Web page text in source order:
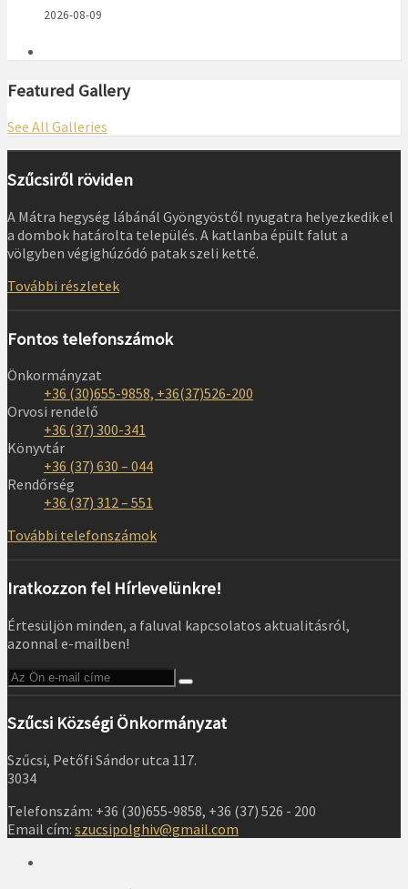
2026-08-09
Featured Gallery
See All Galleries
Szűcsiről röviden
A Mátra hegység lábánál Gyöngyöstől nyugatra helyezkedik el
a dombok határolta település. A katlanba épült falut a
völgyben végighúzódó patak szeli ketté.
További részletek
Fontos telefonszámok
Önkormányzat
+36 (30)655-9858, +36(37)526-200
Orvosi rendelő
+36 (37) 300-341
Könyvtár
+36 (37) 630 – 044
Rendőrség
+36 (37) 312 – 551
További telefonszámok
Iratkozzon fel Hírlevelünkre!
Értesüljön minden, a faluval kapcsolatos aktualitásról,
azonnal e-mailben!
Szűcsi Községi Önkormányzat
Szűcsi, Petőfi Sándor utca 117.
3034
Telefonszám: +36 (30)655-9858, +36 (37) 526 - 200
Email cím: szucsipolghiv@gmail.com